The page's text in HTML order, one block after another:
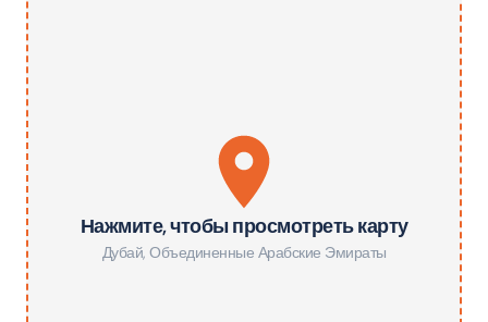
Нажмите, чтобы просмотреть карту
Дубай, Объединенные Арабские Эмираты